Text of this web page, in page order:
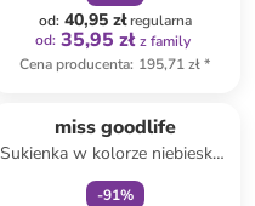
od: 40,95 złregularna
od: 35,95 zł z family
Cena producenta: 195,71 zł*
miss goodlife
Sukienka w kolorze niebiesko-
różowym
-91%